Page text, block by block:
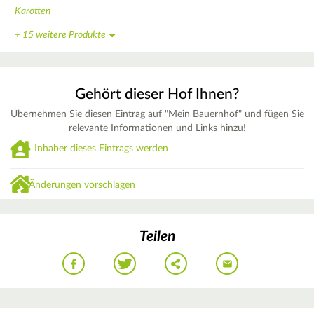
Karotten
+ 15 weitere Produkte
Gehört dieser Hof Ihnen?
Übernehmen Sie diesen Eintrag auf "Mein Bauernhof" und fügen Sie
relevante Informationen und Links hinzu!
Inhaber dieses Eintrags werden
Änderungen vorschlagen
Teilen